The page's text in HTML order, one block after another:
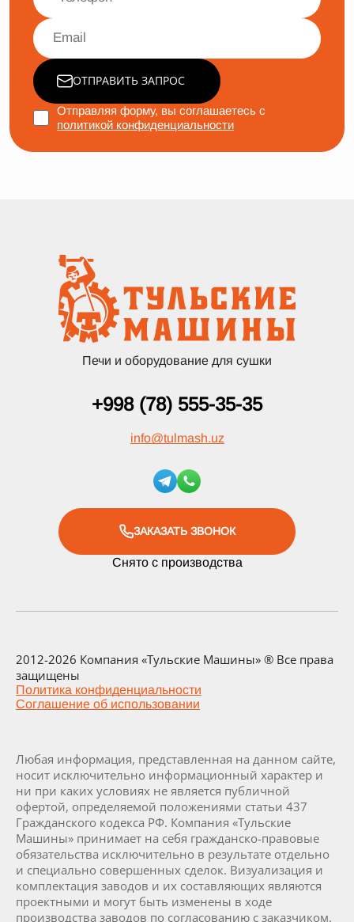
ОТПРАВИТЬ ЗАПРОС
Отправляя форму, вы соглашаетесь с
политикой конфиденциальности
Печи и оборудование для сушки
+998 (78) 555-35-35
info@tulmash.uz
ЗАКАЗАТЬ ЗВОНОК
Снято с производства
2012-2026 Компания «Тульские Машины» ® Все права
защищены
Политика конфиденциальности
Соглашение об использовании
Любая информация, представленная на данном сайте,
носит исключительно информационный характер и
ни при каких условиях не является публичной
офертой, определяемой положениями статьи 437
Гражданского кодекса РФ. Компания «Тульские
Машины» принимает на себя гражданско-правовые
обязательства исключительно в результате отдельно
и специально совершенных сделок. Визуализация и
комплектация заводов и их составляющих являются
проектными и могут быть изменены в ходе
производства заводов по согласованию с заказчиком.